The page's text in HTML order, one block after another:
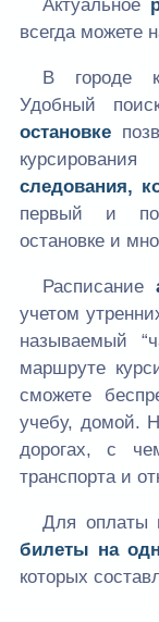
Актуальное
всегда можете
В городе
Удобный
остановке
следования,
первый и
остановке и
Расписание
учетом
называемый
маршруте
сможете
учебу, домой.
дорогах, с
транспорта и
Для оплаты
билеты на
которых